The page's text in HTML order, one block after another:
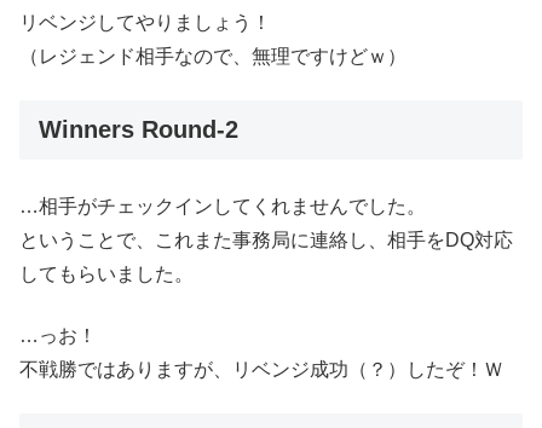
リベンジしてやりましょう！
（レジェンド相手なので、無理ですけどｗ）
Winners Round-2
…相手がチェックインしてくれませんでした。
ということで、これまた事務局に連絡し、相手をDQ対応
してもらいました。
…っお！
不戦勝ではありますが、リベンジ成功（？）したぞ！Ｗ